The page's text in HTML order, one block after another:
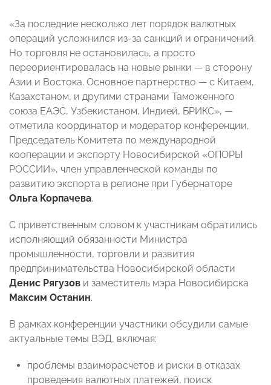
«За последние несколько лет порядок валютных
операций усложнился из-за санкций и ограничений.
Но торговля не остановилась, а просто
переориентировалась на новые рынки — в сторону
Азии и Востока. Основное партнерство — с Китаем,
Казахстаном, и другими странами Таможенного
союза ЕАЭС, Узбекистаном, Индией, БРИКС», —
отметила координатор и модератор конференции,
Председатель Комитета по международной
кооперации и экспорту Новосибирской «ОПОРЫ
РОССИИ», член управленческой команды по
развитию экспорта в регионе при Губернаторе
Ольга Корпачева.
С приветственным словом к участникам обратились
исполняющий обязанности Министра
промышленности, торговли и развития
предпринимательства Новосибирской области
Денис Рягузов и заместитель мэра Новосибирска
Максим Останин.
В рамках конференции участники обсудили самые
актуальные темы ВЭД, включая:
проблемы взаиморасчетов и риски в отказах
проведения валютных платежей, поиск